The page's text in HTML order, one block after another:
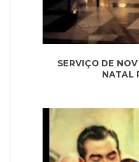
SERVIÇO DE
NATAL